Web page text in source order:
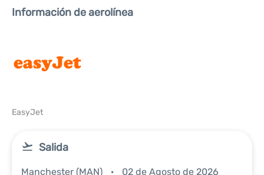
Información de aerolínea
EasyJet
Salida
Manchester (MAN) 02 de Agosto de 2026